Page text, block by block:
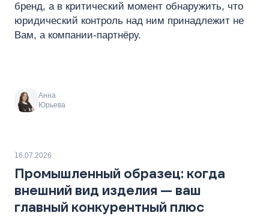
бренд, а в критический момент обнаружить, что
юридический контроль над ним принадлежит не
Вам, а компании‑партнёру.
Анна
Юрьева
16.07.2026
Промышленный образец: когда
внешний вид изделия — ваш
главный конкурентный плюс